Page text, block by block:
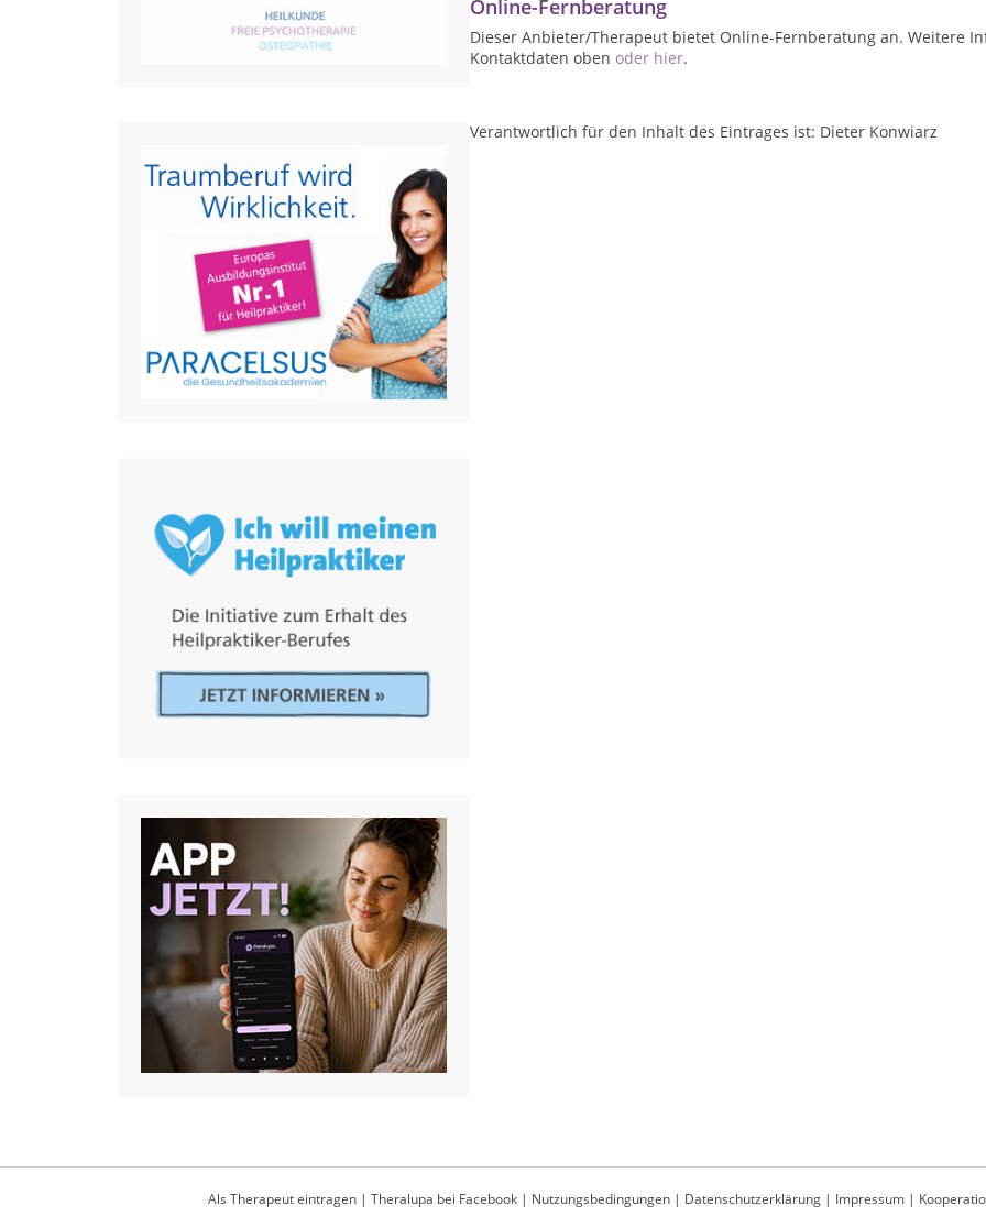
Online-Fernberatung
Dieser Anbieter/Therapeut bietet Online-Fernberatung an. Weitere
Kontaktdaten oben oder hier.
Verantwortlich für den Inhalt des Eintrages ist: Dieter Konwiarz
Als Therapeut eintragen| Theralupa bei Facebook| Nutzungsbedingungen| Datenschutzerklärung| Impressum|